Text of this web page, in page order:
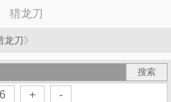
猎龙刀
龙刀》
+ -